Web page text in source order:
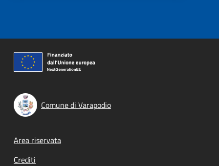
Comune di Varapodio
Footer menu
Area riservata
Crediti